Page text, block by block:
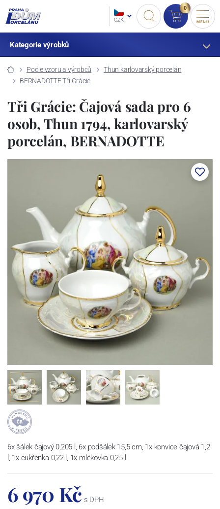
CZK
0
MENU
Kategorie výrobků
Podle vzoru a výrobců
Thun karlovarský porcelán
BERNADOTTE Tři Grácie
Tři Grácie: Čajová sada pro 6
osob, Thun 1794, karlovarský
porcelán, BERNADOTTE
6x šálek čajový 0,205 l, 6x podšálek 15,5 cm, 1x konvice čajová 1,2
l, 1x cukřenka 0,22 l, 1x mlékovka 0,25 l
6 970 Kč s DPH